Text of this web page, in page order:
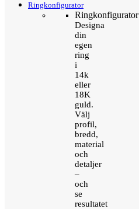
Ringkonfigurator
Ringkonfigurator
Designa
din
egen
ring
i
14k
eller
18K
guld.
Välj
profil,
bredd,
material
och
detaljer
–
och
se
resultatet